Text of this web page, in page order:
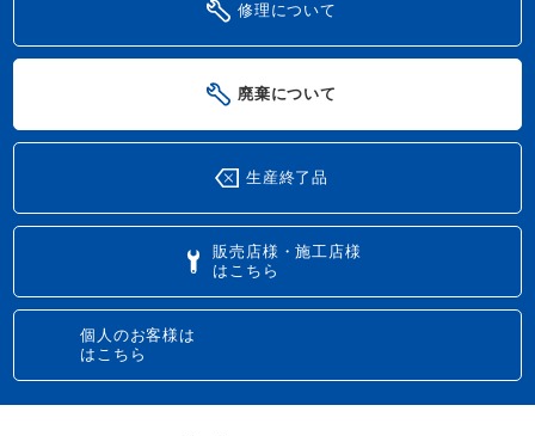
修理について
廃棄について
生産終了品
販売店様・施工店様
はこちら
個人のお客様は
はこちら